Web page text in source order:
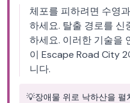
체포를 피하려면 수영
하세요. 탈출 경로를 신
하세요. 이러한 기술을
이 Escape Road City
니다.
💡장애물 위로 낙하산을 펼